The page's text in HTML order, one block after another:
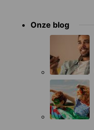
Onze blog